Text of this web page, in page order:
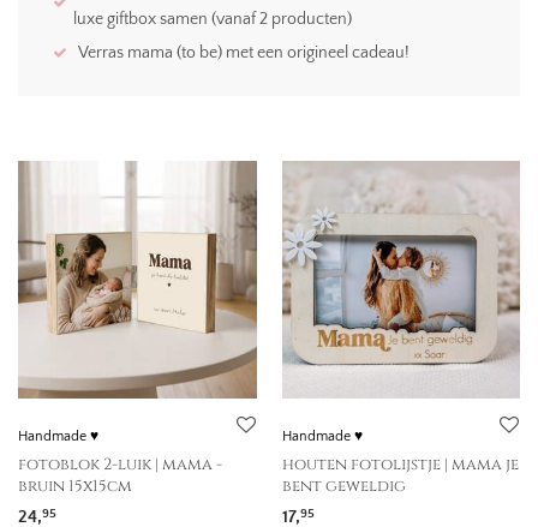
Handmade ♥
fotoblok 2-luik | mama -
bruin 15x15cm
24,95
Handmade ♥
houten fotolijstje | mama je
bent geweldig
17,95
luxe giftbox samen (vanaf 2 producten)
Verras mama (to be) met een origineel cadeau!